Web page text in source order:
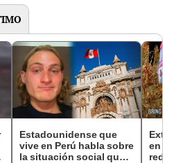
Estadounidense que
vive en Perú habla sobre
la situación social que
en